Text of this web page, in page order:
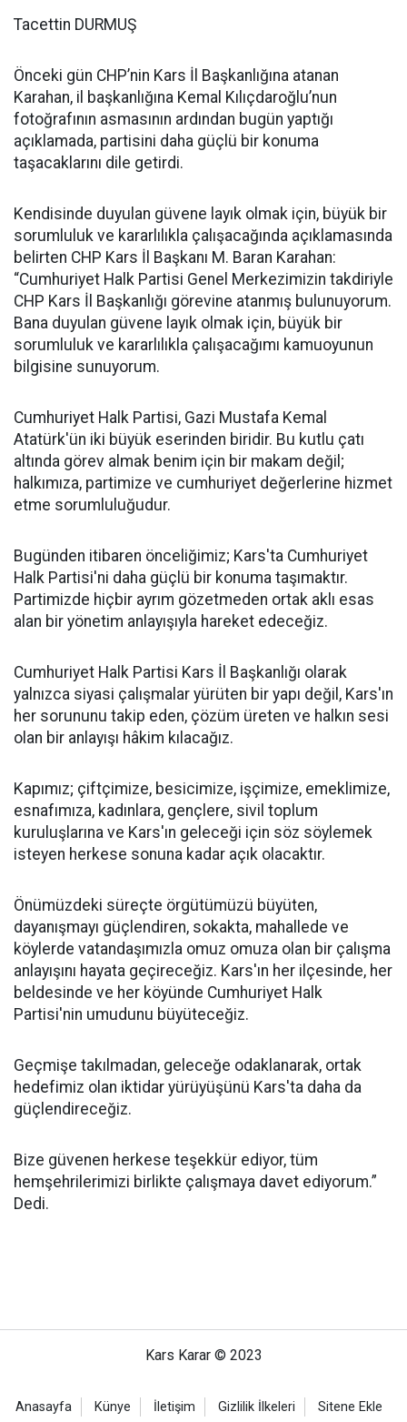
Tacettin DURMUŞ
Önceki gün CHP’nin Kars İl Başkanlığına atanan
Karahan, il başkanlığına Kemal Kılıçdaroğlu’nun
fotoğrafının asmasının ardından bugün yaptığı
açıklamada, partisini daha güçlü bir konuma
taşacaklarını dile getirdi.
Kendisinde duyulan güvene layık olmak için, büyük bir
sorumluluk ve kararlılıkla çalışacağında açıklamasında
belirten CHP Kars İl Başkanı M. Baran Karahan:
“Cumhuriyet Halk Partisi Genel Merkezimizin takdiriyle
CHP Kars İl Başkanlığı görevine atanmış bulunuyorum.
Bana duyulan güvene layık olmak için, büyük bir
sorumluluk ve kararlılıkla çalışacağımı kamuoyunun
bilgisine sunuyorum.
Cumhuriyet Halk Partisi, Gazi Mustafa Kemal
Atatürk'ün iki büyük eserinden biridir. Bu kutlu çatı
altında görev almak benim için bir makam değil;
halkımıza, partimize ve cumhuriyet değerlerine hizmet
etme sorumluluğudur.
Bugünden itibaren önceliğimiz; Kars'ta Cumhuriyet
Halk Partisi'ni daha güçlü bir konuma taşımaktır.
Partimizde hiçbir ayrım gözetmeden ortak aklı esas
alan bir yönetim anlayışıyla hareket edeceğiz.
Cumhuriyet Halk Partisi Kars İl Başkanlığı olarak
yalnızca siyasi çalışmalar yürüten bir yapı değil, Kars'ın
her sorununu takip eden, çözüm üreten ve halkın sesi
olan bir anlayışı hâkim kılacağız.
Kapımız; çiftçimize, besicimize, işçimize, emeklimize,
esnafımıza, kadınlara, gençlere, sivil toplum
kuruluşlarına ve Kars'ın geleceği için söz söylemek
isteyen herkese sonuna kadar açık olacaktır.
Önümüzdeki süreçte örgütümüzü büyüten,
dayanışmayı güçlendiren, sokakta, mahallede ve
köylerde vatandaşımızla omuz omuza olan bir çalışma
anlayışını hayata geçireceğiz. Kars'ın her ilçesinde, her
beldesinde ve her köyünde Cumhuriyet Halk
Partisi'nin umudunu büyüteceğiz.
Geçmişe takılmadan, geleceğe odaklanarak, ortak
hedefimiz olan iktidar yürüyüşünü Kars'ta daha da
güçlendireceğiz.
Bize güvenen herkese teşekkür ediyor, tüm
hemşehrilerimizi birlikte çalışmaya davet ediyorum.”
Dedi.
Kars Karar © 2023
Anasayfa Künye İletişim Gizlilik İlkeleri Sitene Ekle